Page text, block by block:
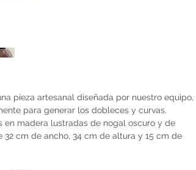
pieza artesanal diseñada por nuestro equipo,
para generar los dobleces y curvas.
en madera lustradas de nogal oscuro y de
32 cm de ancho, 34 cm de altura y 15 cm de